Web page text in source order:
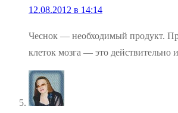
12.08.2012 в 14:14
Чеснок — необходимый продукт.
клеток мозга — это действительно